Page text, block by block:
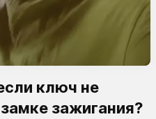
ключ не
зажигания?